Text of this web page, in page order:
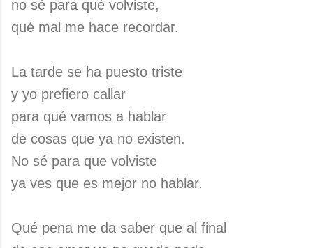
no sé para qué volviste,
qué mal me hace recordar.
La tarde se ha puesto triste
y yo prefiero callar
para qué vamos a hablar
de cosas que ya no existen.
No sé para que volviste
ya ves que es mejor no hablar.
Qué pena me da saber que al final